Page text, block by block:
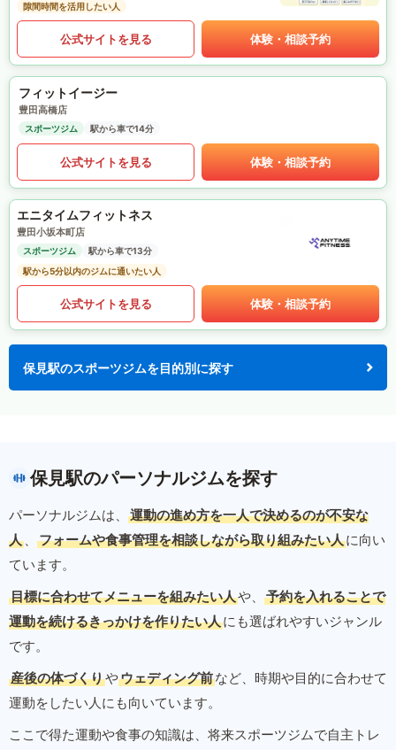
隙間時間を活用したい人
公式サイトを見る 体験・相談予約
フィットイージー
豊田高橋店
スポーツジム 駅から車で14分
公式サイトを見る 体験・相談予約
エニタイムフィットネス
豊田小坂本町店
スポーツジム
駅から車で13分
駅から5分以内のジムに通いたい人
公式サイトを見る 体験・相談予約
保見駅のスポーツジムを目的別に探す
保見駅のパーソナルジムを探す
パーソナルジムは、
運動の進め方を一人で決めるのが不安な
人 、 フォームや食事管理を相談しながら取り組みたい人に向い
ています。
目標に合わせてメニューを組みたい人や、
予約を入れることで
運動を続けるきっかけを作りたい人にも選ばれやすいジャンル
です。
産後の体づくりやウェディング前など、時期や目的に合わせて
運動をしたい人にも向いています。
ここで得た運動や食事の知識は、将来スポーツジムで自主トレ